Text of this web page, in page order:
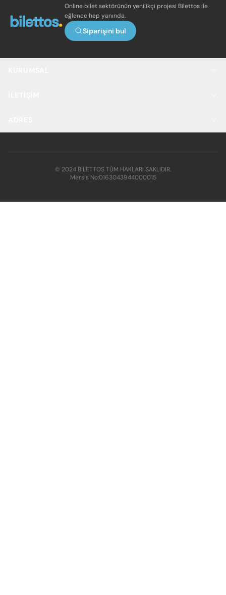
Online bilet sektörünün yenilikçi projesi Bilettos ile
eğlence hep yanında.
Siparişini bul
© 2024 BİLETTOS TÜM HAKLARI SAKLIDIR.
Mersis No:0163043944000015